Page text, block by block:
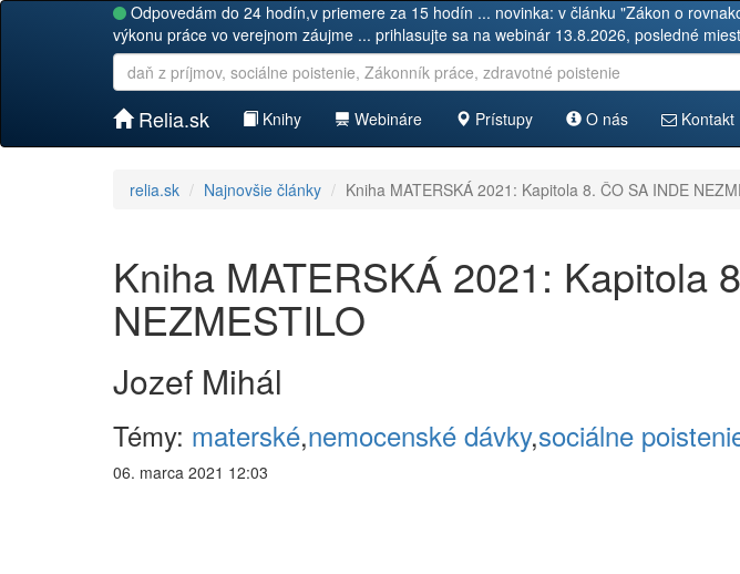
Odpovedám do 24 hodín,v priemere za 15 hodín ... novinka: v článku "Zákon o
výkonu práce vo verejnom záujme ... prihlasujte sa na webinár 13.8.2026, posledné
Relia.sk Knihy Webináre Prístupy O nás Kontakt
relia.sk Najnovšie články Kniha MATERSKÁ 2021: Kapitola 8. ČO SA INDE
Kniha MATERSKÁ 2021: Kapitola
NEZMESTILO
Jozef Mihál
Témy: materské,nemocenské dávky,sociálne
06. marca 2021 12:03